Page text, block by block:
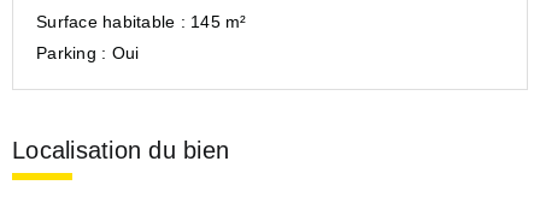
Surface habitable : 145 m²
Parking : Oui
Localisation du bien